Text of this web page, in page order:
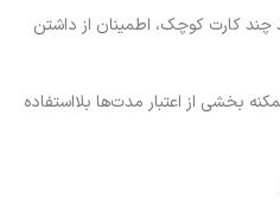
کارت کوچک، اطمینان از داشتن
بخشی از اعتبار مدت‌ها بلااستفاده